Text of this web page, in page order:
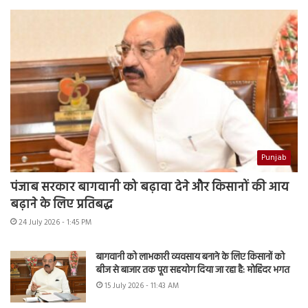
Punjab
पंजाब सरकार बागवानी को बढ़ावा देने और किसानों की आय
बढ़ाने के लिए प्रतिबद्ध
24 July 2026 - 1:45 PM
बागवानी को लाभकारी व्यवसाय बनाने के लिए किसानों को
बीज से बाजार तक पूरा सहयोग दिया जा रहा है: मोहिंदर भगत
15 July 2026 - 11:43 AM